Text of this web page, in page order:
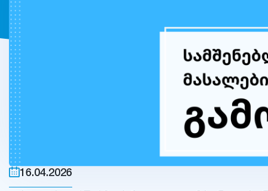
16.04.2026